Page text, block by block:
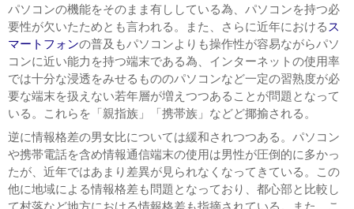
パソコンの機能をそのまま有ししている為、パソコンを持つ必
要性が欠いたためとも言われる。また、さらに近年における ス
マートフォンの普及もパソコンよりも操作性が容易ながらパソ
コンに近い能力を持つ端末である為、インターネットの使用率
では十分な浸透をみせるもののパソコンなど一定の習熟度が必
要な端末を扱えない若年層が増えつつあることが問題となって
いる。これらを「親指族」「携帯族」などど揶揄される。
逆に情報格差の男女比については緩和されつつある。パソコン
や携帯電話を含め情報通信端末の使用は男性が圧倒的に多かっ
たが、近年ではあまり差異が見られなくなってきている。この
他に地域による情報格差も問題となっており、都心部と比較し
て村落など地方における情報格差も指摘されている。また、こ